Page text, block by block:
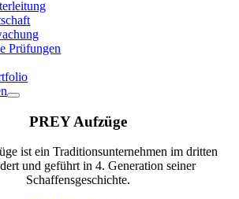
Prüfungen
PREY Aufzüge
ist ein Traditionsunternehmen im dritten
und geführt in 4. Generation seiner
Schaffensgeschichte.